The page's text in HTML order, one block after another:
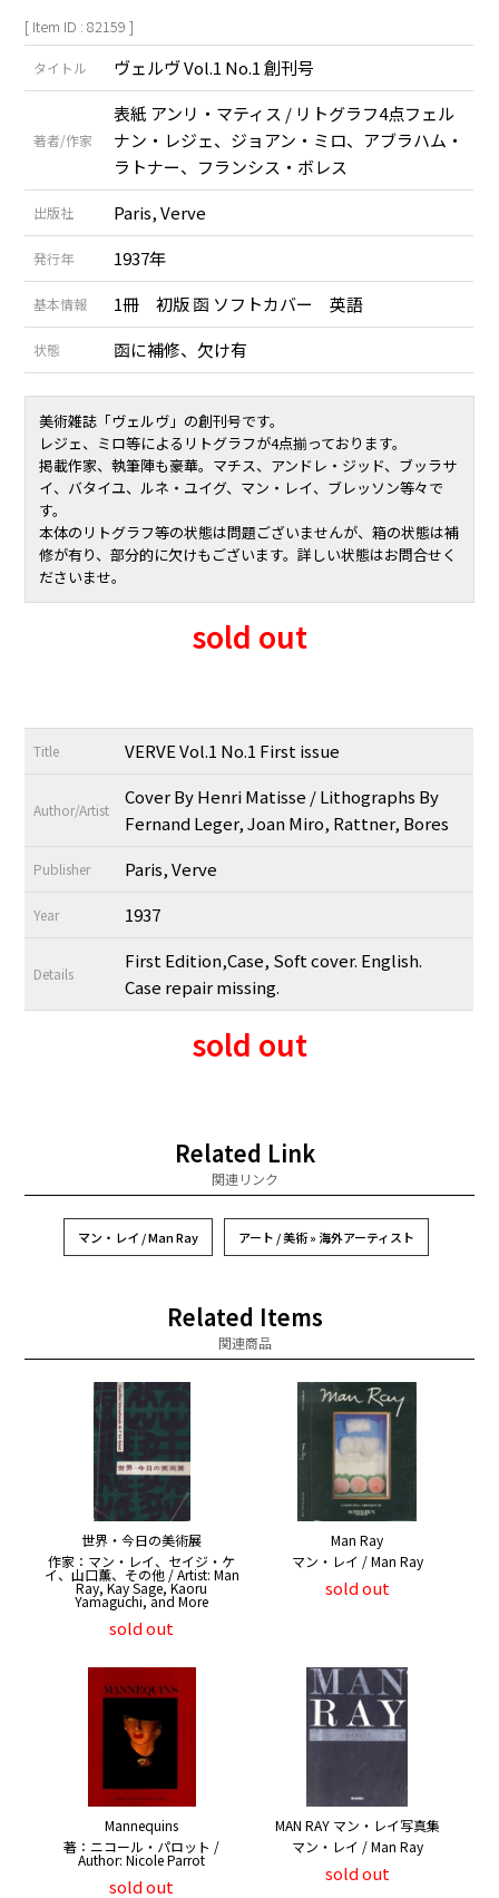
[ Item ID : 82159 ]
タイトル ヴェルヴ Vol.1 No.1 創刊号
著者/作家
表紙 アンリ・マティス / リトグラフ4点フェル
ナン・レジェ、ジョアン・ミロ、アブラハム・
ラトナー、フランシス・ボレス
出版社 Paris, Verve
発行年 1937年
基本情報 1冊 初版 函 ソフトカバー 英語
状態 函に補修、欠け有
美術雑誌「ヴェルヴ」の創刊号です。
レジェ、ミロ等によるリトグラフが4点揃っております。
掲載作家、執筆陣も豪華。マチス、アンドレ・ジッド、ブッラサ
イ、バタイユ、ルネ・ユイグ、マン・レイ、ブレッソン等々で
す。
本体のリトグラフ等の状態は問題ございませんが、箱の状態は補
修が有り、部分的に欠けもございます。詳しい状態はお問合せく
ださいませ。
sold out
Title VERVE Vol.1 No.1 First issue
Author/Artist
Cover By Henri Matisse / Lithographs By
Fernand Leger, Joan Miro, Rattner, Bores
Publisher Paris, Verve
Year 1937
Details
First Edition,Case, Soft cover. English.
Case repair missing.
sold out
Related Link
関連リンク
マン・レイ / Man Ray アート / 美術 » 海外アーティスト
Related Items
関連商品
世界・今日の美術展
作家：マン・レイ、セイジ・ケ
イ、山口薫、その他 / Artist: Man
Ray, Kay Sage, Kaoru
Yamaguchi, and More
sold out
Man Ray
マン・レイ / Man Ray
sold out
Mannequins
著：ニコール・パロット /
Author: Nicole Parrot
sold out
MAN RAY マン・レイ写真集
マン・レイ / Man Ray
sold out